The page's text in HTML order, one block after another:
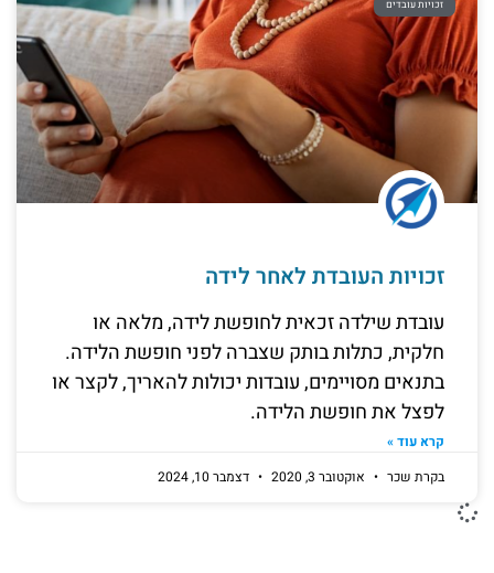
זכויות עובדים
זכויות העובדת לאחר לידה
עובדת שילדה זכאית לחופשת לידה, מלאה או
חלקית, כתלות בותק שצברה לפני חופשת הלידה.
בתנאים מסויימים, עובדות יכולות להאריך, לקצר או
לפצל את חופשת הלידה.
קרא עוד »
בקרת שכר
אוקטובר 3, 2020 דצמבר 10, 2024